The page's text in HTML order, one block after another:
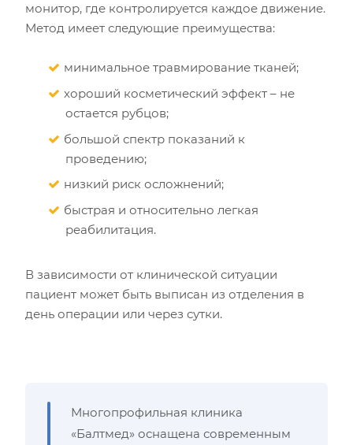
монитор, где контролируется каждое движение.
Метод имеет следующие преимущества:
минимальное травмирование тканей;
хороший косметический эффект – не
остается рубцов;
большой спектр показаний к
проведению;
низкий риск осложнений;
быстрая и относительно легкая
реабилитация.
В зависимости от клинической ситуации
пациент может быть выписан из отделения в
день операции или через сутки.
Многопрофильная клиника
«Балтмед» оснащена современным